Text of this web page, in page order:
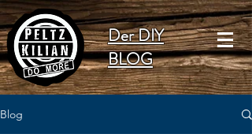
Der DIY
BLOG
Blog